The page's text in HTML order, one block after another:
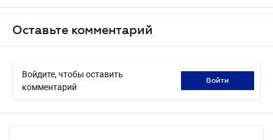
Оставьте комментарий
Войдите, чтобы оставить
комментарий
войти